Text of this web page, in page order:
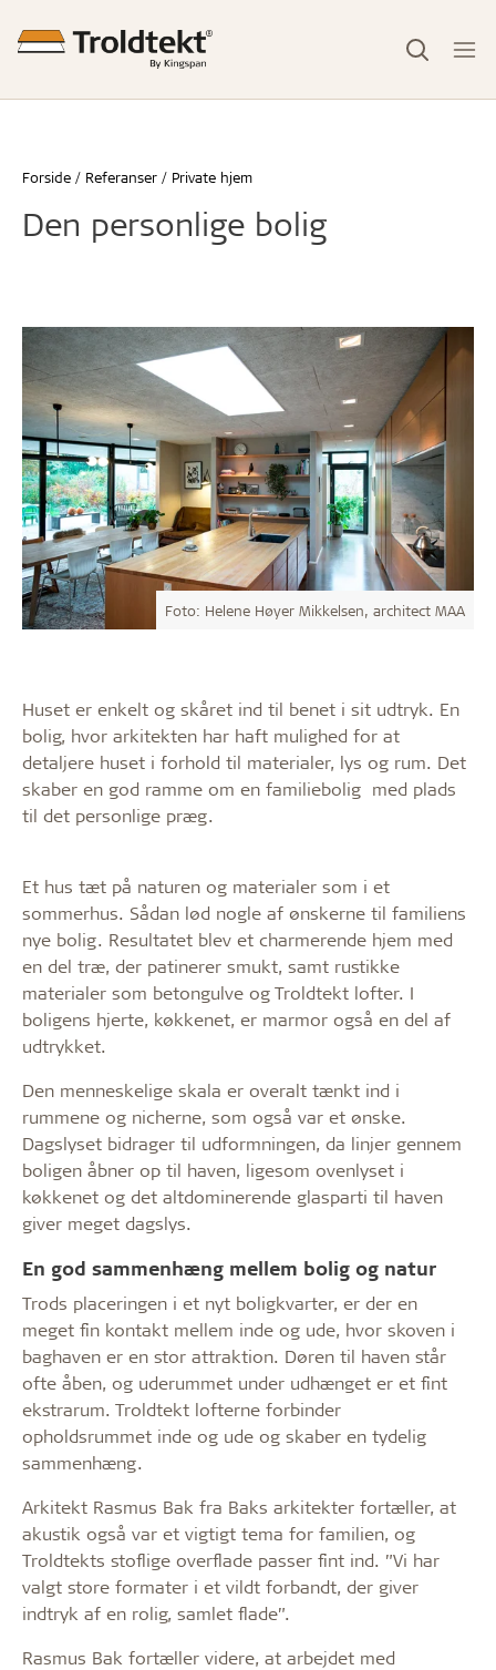
Forside Referanser Private hjem
Den personlige bolig
Foto: Helene Høyer Mikkelsen, architect MAA
Huset er enkelt og skåret ind til benet i sit udtryk. En
bolig, hvor arkitekten har haft mulighed for at
detaljere huset i forhold til materialer, lys og rum. Det
skaber en god ramme om en familiebolig med plads
til det personlige præg.
Et hus tæt på naturen og materialer som i et
sommerhus. Sådan lød nogle af ønskerne til familiens
nye bolig. Resultatet blev et charmerende hjem med
en del træ, der patinerer smukt, samt rustikke
materialer som betongulve og Troldtekt lofter. I
boligens hjerte, køkkenet, er marmor også en del af
udtrykket.
Den menneskelige skala er overalt tænkt ind i
rummene og nicherne, som også var et ønske.
Dagslyset bidrager til udformningen, da linjer gennem
boligen åbner op til haven, ligesom ovenlyset i
køkkenet og det altdominerende glasparti til haven
giver meget dagslys.
En god sammenhæng mellem bolig og natur
Trods placeringen i et nyt boligkvarter, er der en
meget fin kontakt mellem inde og ude, hvor skoven i
baghaven er en stor attraktion. Døren til haven står
ofte åben, og uderummet under udhænget er et fint
ekstrarum. Troldtekt lofterne forbinder
opholdsrummet inde og ude og skaber en tydelig
sammenhæng.
Arkitekt Rasmus Bak fra Baks arkitekter fortæller, at
akustik også var et vigtigt tema for familien, og
Troldtekts stoflige overflade passer fint ind. ”Vi har
valgt store formater i et vildt forbandt, der giver
indtryk af en rolig, samlet flade”.
Rasmus Bak fortæller videre, at arbejdet med